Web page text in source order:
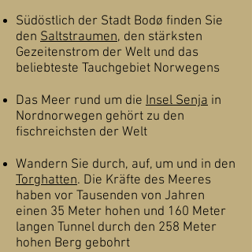
Südöstlich der Stadt Bodø finden Sie
den Saltstraumen, den stärksten
Gezeitenstrom der Welt und das
beliebteste Tauchgebiet Norwegens
Das Meer rund um die Insel Senja in
Nordnorwegen gehört zu den
fischreichsten der Welt
Wandern Sie durch, auf, um und in den
Torghatten. Die Kräfte des Meeres
haben vor Tausenden von Jahren
einen 35 Meter hohen und 160 Meter
langen Tunnel durch den 258 Meter
hohen Berg gebohrt